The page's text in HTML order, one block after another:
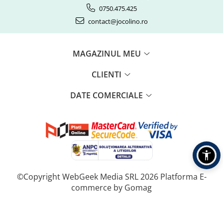
0750.475.425
contact@jocolino.ro
MAGAZINUL MEU
CLIENTI
DATE COMERCIALE
©Copyright WebGeek Media SRL 2026 Platforma E-
commerce by Gomag